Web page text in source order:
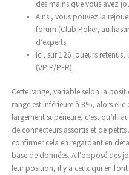
des mains que vous avez
Ainsi, vous pouvez la
forum (Club Poker, au
d’experts.
Ici, sur 126 joueurs
(VPIP/PFR).
Cette range, variable selon la
range est inférieure à 8%, alors
largement supérieure, c’est qu’il
de connecteurs assortis et de
confirmer cela en regardant en
base de données. A l’opposé des
leur position, il y a ceux qui en